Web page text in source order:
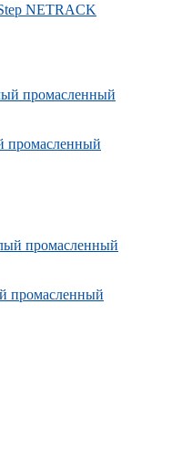
NETRACK
промасленный
промасленный